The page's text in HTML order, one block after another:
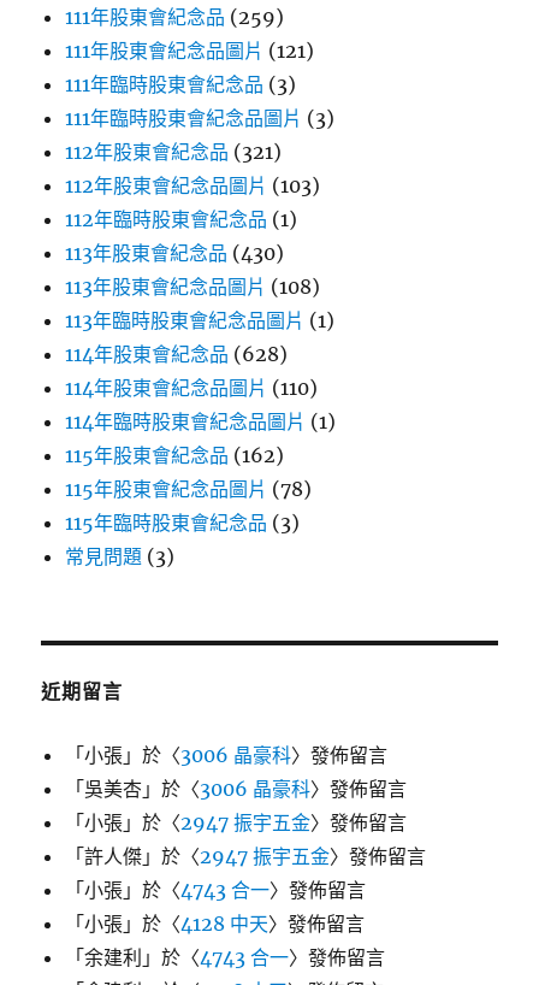
111年股東會紀念品 (259)
111年股東會紀念品圖片 (121)
111年臨時股東會紀念品 (3)
111年臨時股東會紀念品圖片 (3)
112年股東會紀念品 (321)
112年股東會紀念品圖片 (103)
112年臨時股東會紀念品 (1)
113年股東會紀念品 (430)
113年股東會紀念品圖片 (108)
113年臨時股東會紀念品圖片 (1)
114年股東會紀念品 (628)
114年股東會紀念品圖片 (110)
114年臨時股東會紀念品圖片 (1)
115年股東會紀念品 (162)
115年股東會紀念品圖片 (78)
115年臨時股東會紀念品 (3)
常見問題 (3)
近期留言
「小張 」於〈3006 晶豪科〉發佈留言
「吳美杏 」於〈3006 晶豪科〉發佈留言
「小張 」於〈2947 振宇五金〉發佈留言
「許人傑 」於〈2947 振宇五金〉發佈留言
「小張 」於〈4743 合一〉發佈留言
「小張 」於〈4128 中天〉發佈留言
「余建利 」於〈4743 合一〉發佈留言